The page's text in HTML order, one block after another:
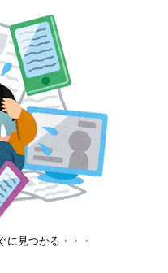
に見つかる・・・